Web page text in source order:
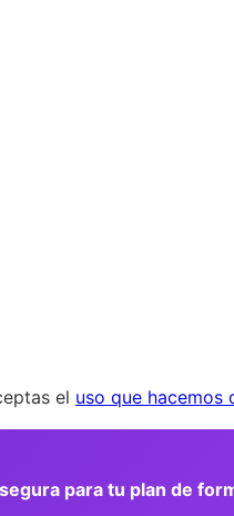
el uso que hacemos
para tu plan de